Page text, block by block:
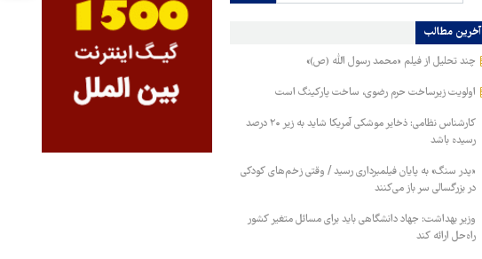
آخرین مطالب
چند تحلیل از فیلم «محمد رسول الله (ص)»
اولویت زیرساخت حرم رضوی، ساخت پارکینگ است
کارشناس نظامی: ذخایر موشکی آمریکا شاید به زیر ۲۰ درصد
رسیده باشد
«پدر سنگ» به پایان فیلمبرداری رسید / وقتی زخم‌های کودکی
در بزرگسالی سر باز می‌کنند
وزیر بهداشت: جهاد دانشگاهی باید برای مسائل متغیر کشور
راه‌حل ارائه کند